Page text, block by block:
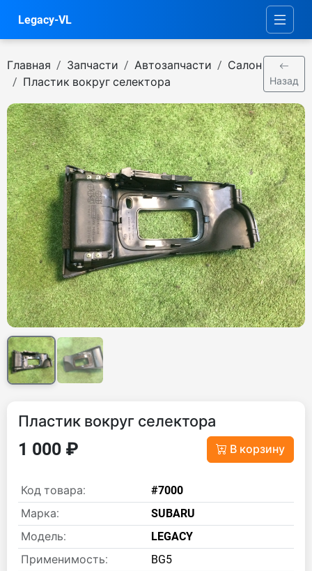
Legacy-VL
Главная Запчасти Автозапчасти
Салон
Пластик вокруг селектора
Назад
Пластик вокруг селектора
1 000 ₽ В корзину
Код товара:
#7000
Марка:
SUBARU
Модель:
LEGACY
Применимость:
BG5